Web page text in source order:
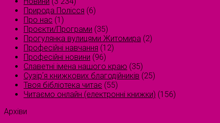
Природа Полісся (6)
Про нас (1)
Проєкти/Програми (35)
Прогулянка вулицями Житомира (2)
Професійні навчання (12)
Професійні новини (96)
Славетні імена нашого краю (35)
Сузірʼя книжкових благодійників (25)
Твоя бібліотека читає (55)
Читаємо онлайн (електронні книжки) (156)
Архіви